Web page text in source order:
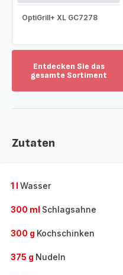
OptiGrill+ XL GC7278
Entdecken Sie das
gesamte Sortiment
das
Zutaten
1 l Wasser
300 ml Schlagsahne
300 g Kochschinken
375 g Nudeln